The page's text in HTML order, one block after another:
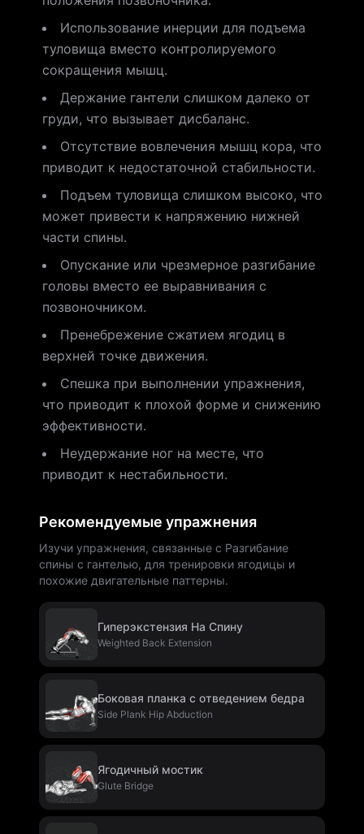
Использование инерции для подъема
туловища вместо контролируемого
сокращения мышц.
Держание гантели слишком далеко от
груди, что вызывает дисбаланс.
Отсутствие вовлечения мышц кора, что
приводит к недостаточной стабильности.
Подъем туловища слишком высоко, что
может привести к напряжению нижней
части спины.
Опускание или чрезмерное разгибание
головы вместо ее выравнивания с
позвоночником.
Пренебрежение сжатием ягодиц в
верхней точке движения.
Спешка при выполнении упражнения,
что приводит к плохой форме и снижению
эффективности.
Неудержание ног на месте, что
приводит к нестабильности.
Рекомендуемые упражнения
Изучи упражнения, связанные с Разгибание
спины с гантелью, для тренировки ягодицы и
похожие двигательные паттерны.
Гиперэкстензия На Спину
Weighted Back Extension
Боковая планка с отведением бедра
Side Plank Hip Abduction
Ягодичный мостик
Glute Bridge